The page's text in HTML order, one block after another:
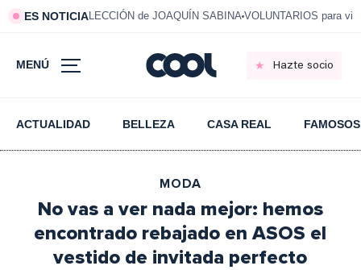
ES NOTICIALECCIÓN de JOAQUÍN SABINA VOLUNTARIOS para
MENÚ Hazte socio
ACTUALIDAD BELLEZA CASA REAL FAMOSOS
MODA
No vas a ver nada mejor: hemos
encontrado rebajado en ASOS el
vestido de invitada perfecto